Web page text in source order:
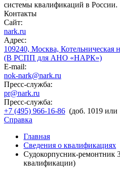
системы квалификаций в России.
Контакты
Сайт:
nark.ru
Адрес:
109240, Москва, Котельническая
(В РСПП для АНО «НАРК»)
E-mail:
nok-nark@nark.ru
Пресс-служба:
pr@nark.ru
Пресс-служба:
+7 (495) 966-16-86 (доб. 1019 или
Справка
Главная
Сведения о квалификациях
Судокорпусник-ремонтник
квалификации)